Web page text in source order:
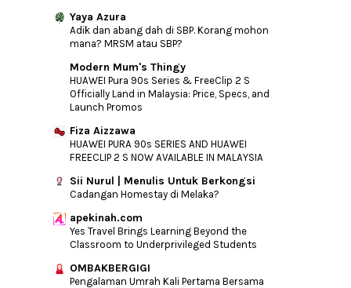
►January(32)
►2014(46)
►2013(154)
►2011(10)
►2010(44)
Yaya Azura
Adik dan abang dah di SBP. Korang mohon
mana? MRSM atau SBP?
Modern Mum's Thingy
HUAWEI Pura 90s Series & FreeClip 2 S
Officially Land in Malaysia: Price, Specs, and
Launch Promos
Fiza Aizzawa
HUAWEI PURA 90s SERIES AND HUAWEI
FREECLIP 2 S NOW AVAILABLE IN MALAYSIA
Sii Nurul | Menulis Untuk Berkongsi
Cadangan Homestay di Melaka?
apekinah.com
Yes Travel Brings Learning Beyond the
Classroom to Underprivileged Students
OMBAKBERGIGI
Pengalaman Umrah Kali Pertama Bersama